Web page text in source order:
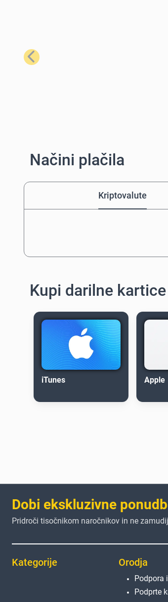
Prejšnji
Načini plačila
Kriptovalute
Kupi darilne
iTunes Apple
Dobi ekskluzivne
Pridroči tisočnikom naročnikov in ne
Kategorije Orodja
Podpora
Podprte